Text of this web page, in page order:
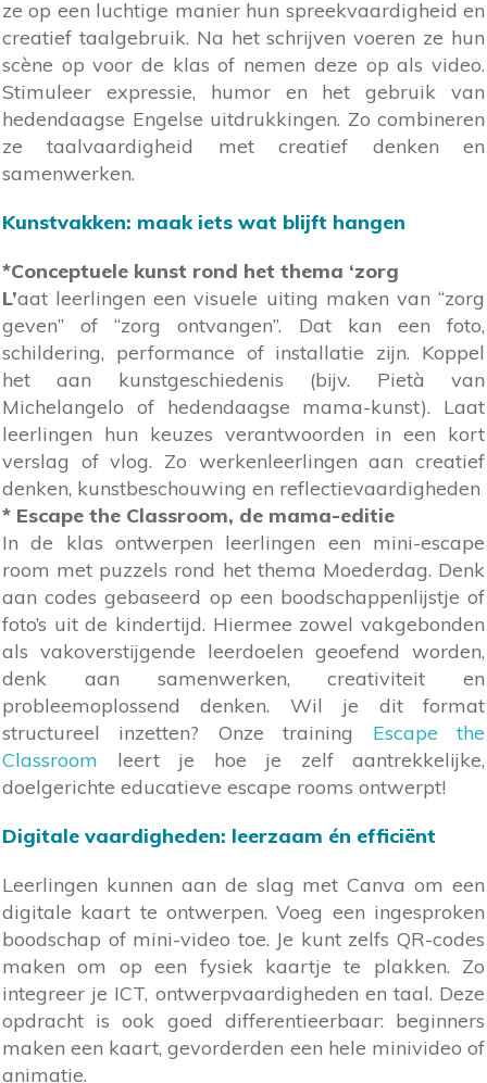
ze op een luchtige manier hun spreekvaardigheid en
creatief taalgebruik. Na het schrijven voeren ze hun
scène op voor de klas of nemen deze op als video.
Stimuleer expressie, humor en het gebruik van
hedendaagse Engelse uitdrukkingen. Zo combineren
ze taalvaardigheid met creatief denken en
samenwerken.
Kunstvakken: maak iets wat blijft hangen
*Conceptuele kunst rond het thema ‘zorg
L’aat leerlingen een visuele uiting maken van “zorg
geven” of “zorg ontvangen”. Dat kan een foto,
schildering, performance of installatie zijn. Koppel
het aan kunstgeschiedenis (bijv. Pietà van
Michelangelo of hedendaagse mama-kunst). Laat
leerlingen hun keuzes verantwoorden in een kort
verslag of vlog. Zo werkenleerlingen aan creatief
denken, kunstbeschouwing en reflectievaardigheden
* Escape the Classroom, de mama-editie
In de klas ontwerpen leerlingen een mini-escape
room met puzzels rond het thema Moederdag. Denk
aan codes gebaseerd op een boodschappenlijstje of
foto’s uit de kindertijd. Hiermee zowel vakgebonden
als vakoverstijgende leerdoelen geoefend worden,
denk aan samenwerken, creativiteit en
probleemoplossend denken. Wil je dit format
structureel inzetten? Onze training Escape the
Classroom leert je hoe je zelf aantrekkelijke,
doelgerichte educatieve escape rooms ontwerpt!
Digitale vaardigheden: leerzaam én efficiënt
Leerlingen kunnen aan de slag met Canva om een
digitale kaart te ontwerpen. Voeg een ingesproken
boodschap of mini-video toe. Je kunt zelfs QR-codes
maken om op een fysiek kaartje te plakken. Zo
integreer je ICT, ontwerpvaardigheden en taal. Deze
opdracht is ook goed differentieerbaar: beginners
maken een kaart, gevorderden een hele minivideo of
animatie.